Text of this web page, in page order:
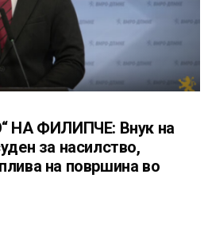
НА ФИЛИПЧЕ: Внук на
за насилство,
на површина во